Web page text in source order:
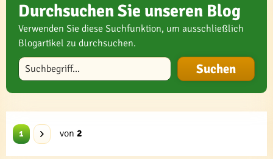
Durchsuchen Sie unseren Blog
Verwenden Sie diese Suchfunktion, um ausschließlich
Blogartikel zu durchsuchen.
Blog durchsuchen
1 von 2